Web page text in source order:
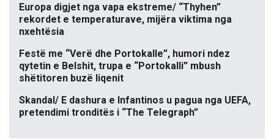
Europa digjet nga vapa ekstreme/ “Thyhen”
rekordet e temperaturave, mijëra viktima nga
nxehtësia
Festë me “Verë dhe Portokalle”, humori ndez
qytetin e Belshit, trupa e “Portokalli” mbush
shëtitoren buzë liqenit
Skandal/ E dashura e Infantinos u pagua nga UEFA,
pretendimi tronditës i “The Telegraph”